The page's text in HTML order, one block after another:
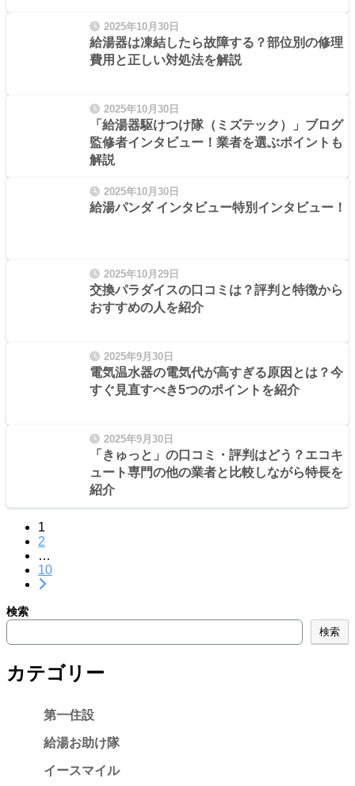
2025年10月30日
給湯器は凍結したら故障する？部位別の修理
費用と正しい対処法を解説
2025年10月30日
「給湯器駆けつけ隊（ミズテック）」ブログ
監修者インタビュー！業者を選ぶポイントも
解説
2025年10月30日
給湯パンダ インタビュー特別インタビュー！
2025年10月29日
交換パラダイスの口コミは？評判と特徴から
おすすめの人を紹介
2025年9月30日
電気温水器の電気代が高すぎる原因とは？今
すぐ見直すべき5つのポイントを紹介
2025年9月30日
「きゅっと」の口コミ・評判はどう？エコキ
ュート専門の他の業者と比較しながら特長を
紹介
1
2
…
10
検索
検索
カテゴリー
第一住設
給湯お助け隊
イースマイル